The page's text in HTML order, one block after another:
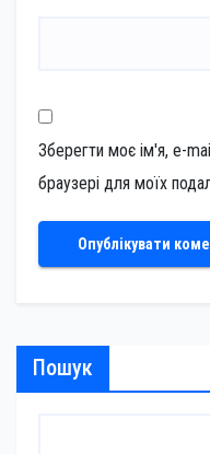
Зберегти моє ім'я, e-
браузері для моїх
Пошук